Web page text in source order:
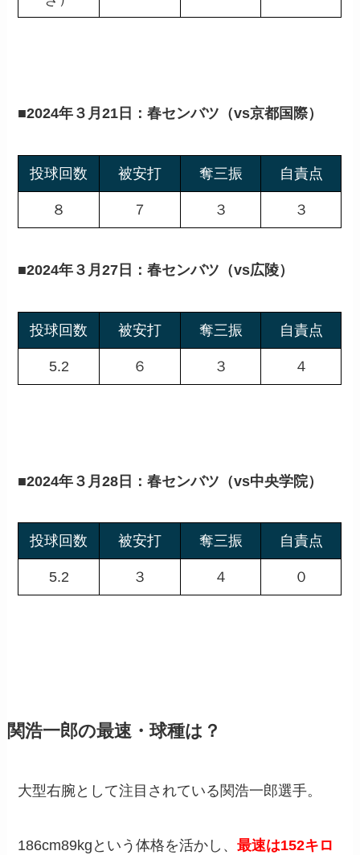
■2024年３月21日：春センバツ（vs京都国際）
投球回数 被安打 奪三振 自責点
８ ７ ３ ３
■2024年３月27日：春センバツ（vs広陵）
投球回数 被安打 奪三振 自責点
5.2 ６ ３ ４
■2024年３月28日：春センバツ（vs中央学院）
投球回数 被安打 奪三振 自責点
5.2 ３ ４ ０
関浩一郎の最速・球種は？
大型右腕として注目されている関浩一郎選手。
186cm89kgという体格を活かし、最速は152キロ